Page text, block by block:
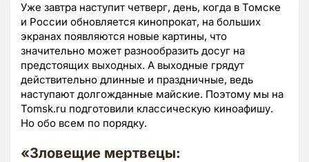
Уже завтра наступит четверг, день, когда в Томске
и России обновляется кинопрокат, на больших
экранах появляются новые картины, что
значительно может разнообразить досуг на
предстоящих выходных. А выходные грядут
действительно длинные и праздничные, ведь
наступают долгожданные майские. Поэтому мы на
Tomsk.ru подготовили классическую киноафишу.
Но обо всем по порядку.
«Зловещие мертвецы: